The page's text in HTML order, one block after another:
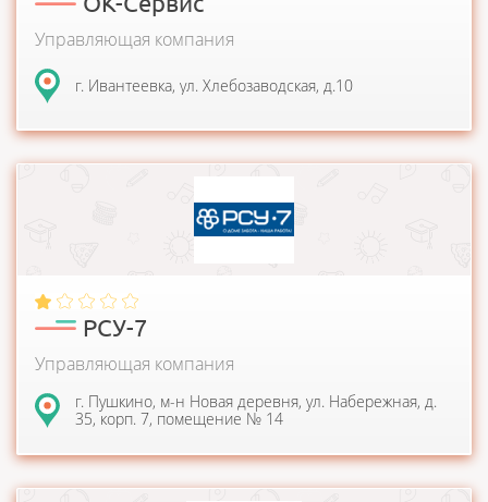
Управляющая компания
г. Ивантеевка, ул. Хлебозаводская, д.10
управление-7 является управление, содержание и ремонт...
РСУ-7
Управляющая компания
г. Пушкино, м-н Новая деревня, ул. Набережная, д.
35, корп. 7, помещение № 14